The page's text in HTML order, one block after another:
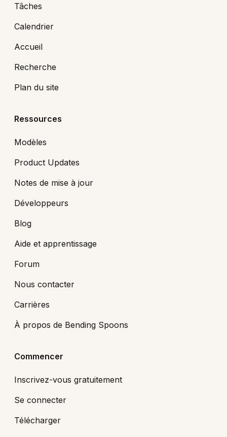
Tâches
Calendrier
Accueil
Recherche
Plan du site
Ressources
Modèles
Product Updates
Notes de mise à jour
Développeurs
Blog
Aide et apprentissage
Forum
Nous contacter
Carrières
À propos de Bending Spoons
Commencer
Inscrivez-vous gratuitement
Se connecter
Télécharger